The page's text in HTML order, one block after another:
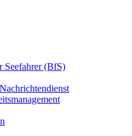
See­fah­rer (BfS)